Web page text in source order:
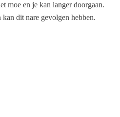
moe en je kan langer doorgaan.
dit nare gevolgen hebben.